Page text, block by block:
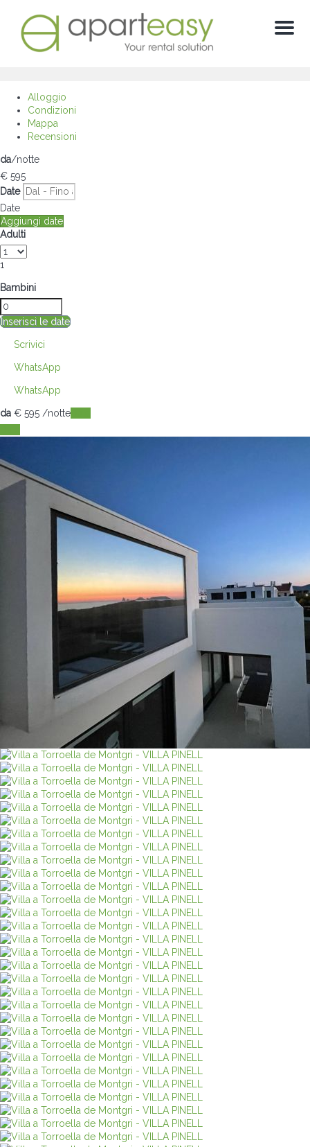
Menu
Alloggio
Condizioni
Mappa
Recensioni
da/notte
€ 595
Date
Date
Aggiungi date
Adulti
1
Bambini
Inserisci le date
Scrivici
WhatsApp
WhatsApp
da € 595 /notte